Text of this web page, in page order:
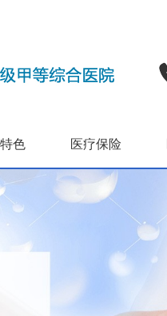
色 医疗保险